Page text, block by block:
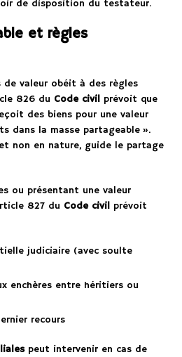
de disposition du testateur.
et règles
valeur obéit à des règles
826 du Code civil prévoit que
des biens pour une valeur
dans la masse partageable ».
non en nature, guide le partage
ou présentant une valeur
827 du Code civil prévoit
judiciaire (avec soulte
enchères entre héritiers ou
recours
peut intervenir en cas de